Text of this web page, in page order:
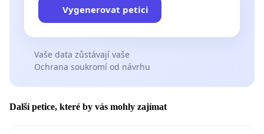
Vygenerovat petici
Vaše data zůstávají vaše
Ochrana soukromí od návrhu
Další petice, které by vás mohly zajímat